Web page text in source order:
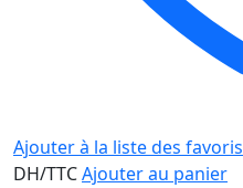
Ajouter à la liste des favoris
DH/TTCAjouter au panier